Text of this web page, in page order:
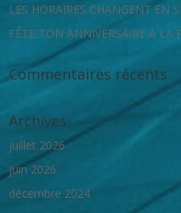
LES HORAIRES CHANGENT EN
FÊTE TON ANNIVERSAIRE À LA
Commentaires récents
Archives
juillet 2026
juin 2026
décembre 2024